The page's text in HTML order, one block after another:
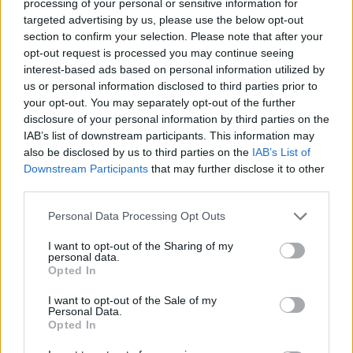
processing of your personal or sensitive information for
targeted advertising by us, please use the below opt-out
section to confirm your selection. Please note that after your
opt-out request is processed you may continue seeing
interest-based ads based on personal information utilized by
us or personal information disclosed to third parties prior to
your opt-out. You may separately opt-out of the further
disclosure of your personal information by third parties on the
IAB’s list of downstream participants. This information may
also be disclosed by us to third parties on the IAB’s List of
Downstream Participants that may further disclose it to other
Personal Data Processing Opt Outs
I want to opt-out of the Sharing of my
personal data.
Opted In
I want to opt-out of the Sale of my
Personal Data.
Opted In
να εγγραφεί ή να πληρώσει. Η Oakley κατέθεσε
στον εκπρόσωπο του GTCS, Gary Burton, ότι το
προφίλ θα μπορούσε να χαρακτηριστεί
πορνογραφικό.
Η Buchan κατηγορείται ότι δημιούργησε το
προφίλ στο OnlyFans αναφερόμενη στο γεγονός
ότι ήταν καθηγήτρια και γράφοντας ότι ήταν
μέτρα ώστε η φωτογραφία στο προφίλ και το
βιογραφικό της να μην μπορούν να γίνουν
προσβάσιμα από το κοινό,
συμπεριλαμβανομένων και ανηλίκων, χωρίς
σύνδεση στην πλατφόρμα.